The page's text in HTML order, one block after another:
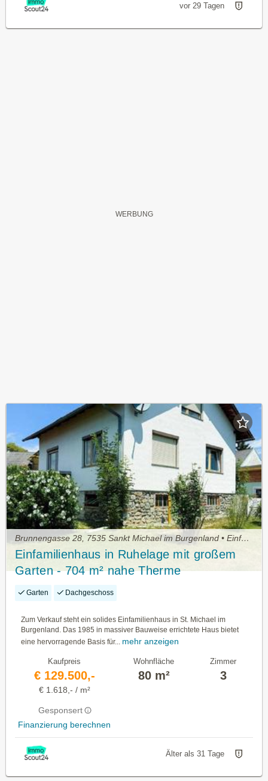
vor 29 Tagen
Brunnengasse 28, 7535 Sankt Michael im Burgenland • Einfamilienhaus kaufen
Einfamilienhaus in Ruhelage mit großem
Garten - 704 m² nahe Therme
Stegersbach! (Provisionsfrei)
Garten Dachgeschoss
Zum Verkauf steht ein solides Einfamilienhaus in St. Michael im
Burgenland. Das 1985 in massiver Bauweise errichtete Haus bietet
eine hervorragende Basis für... mehr anzeigen
Kaufpreis
€ 129.500,-
€ 1.618,- / m²
Gesponsert
Finanzierung berechnen
Wohnfläche
80 m²
Zimmer
3
Älter als 31 Tage